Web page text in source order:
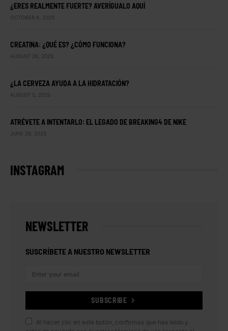
¿ERES REALMENTE FUERTE? AVERÍGUALO AQUÍ
OCTOBER 6, 2025
CREATINA: ¿QUÉ ES? ¿CÓMO FUNCIONA?
AUGUST 26, 2025
¿LA CERVEZA AYUDA A LA HIDRATACIÓN?
AUGUST 5, 2025
ATRÉVETE A INTENTARLO: EL LEGADO DE BREAKING4 DE NIKE
JUNE 29, 2025
INSTAGRAM
NEWSLETTER
SUSCRÍBETE A NUESTRO NEWSLETTER
SUBSCRIBE
Al hacer clic en este botón, confirmas que has leído y